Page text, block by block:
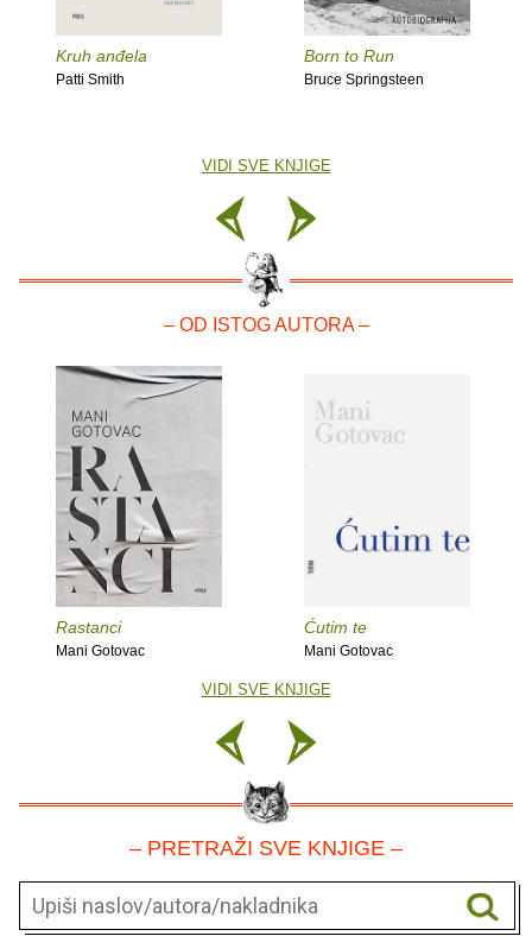
Kruh anđela
Patti Smith
Born to Run
Bruce Springsteen
VIDI SVE KNJIGE
– OD ISTOG AUTORA –
Rastanci
Mani Gotovac
Ćutim te
Mani Gotovac
VIDI SVE KNJIGE
– PRETRAŽI SVE KNJIGE –